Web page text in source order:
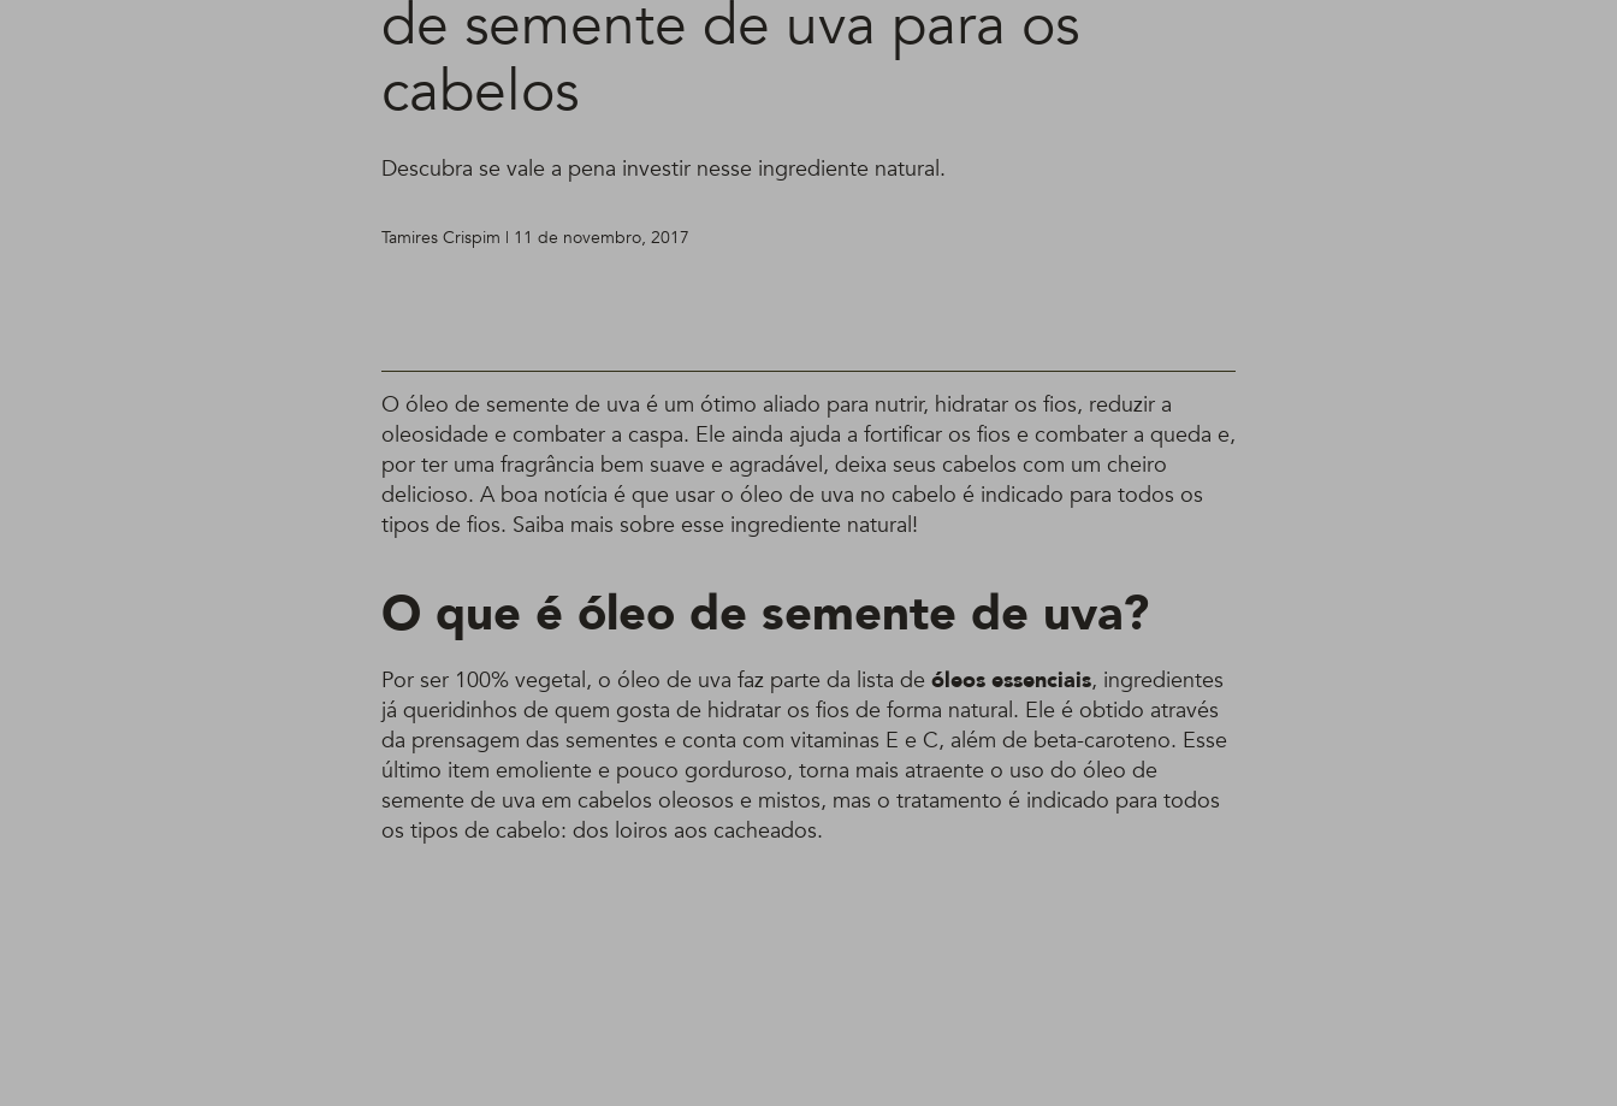
de semente de uva para os
cabelos
Descubra se vale a pena investir nesse ingrediente natural.
Tamires Crispim | 11 de novembro, 2017
O óleo de semente de uva é um ótimo aliado para nutrir, hidratar os fios, reduzir a
oleosidade e combater a caspa. Ele ainda ajuda a fortificar os fios e combater a queda e,
por ter uma fragrância bem suave e agradável, deixa seus cabelos com um cheiro
delicioso. A boa notícia é que usar o óleo de uva no cabelo é indicado para todos os
tipos de fios. Saiba mais sobre esse ingrediente natural!
O que é óleo de semente de uva?
Por ser 100% vegetal, o óleo de uva faz parte da lista de óleos essenciais, ingredientes
já queridinhos de quem gosta de hidratar os fios de forma natural. Ele é obtido através
da prensagem das sementes e conta com vitaminas E e C, além de beta-caroteno. Esse
último item emoliente e pouco gorduroso, torna mais atraente o uso do óleo de
semente de uva em cabelos oleosos e mistos, mas o tratamento é indicado para todos
os tipos de cabelo: dos loiros aos cacheados.